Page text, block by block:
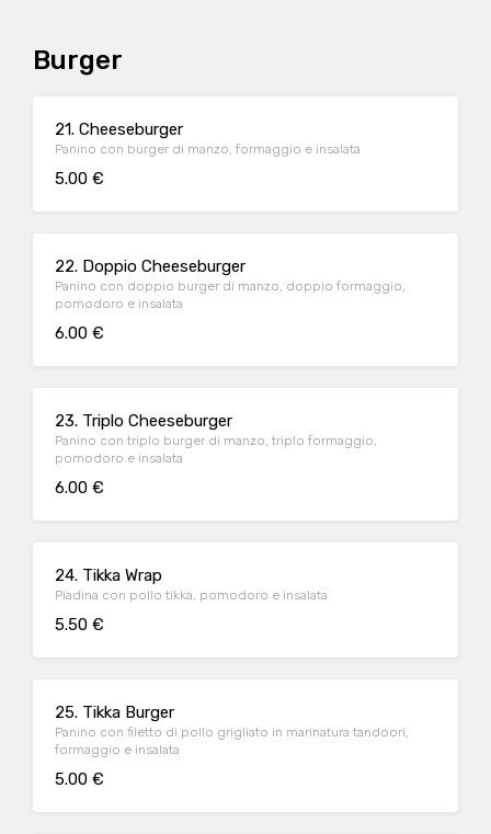
Burger
21. Cheeseburger
Panino con burger di manzo, formaggio e insalata
5.00 €
22. Doppio Cheeseburger
Panino con doppio burger di manzo, doppio formaggio,
pomodoro e insalata
6.00 €
23. Triplo Cheeseburger
Panino con triplo burger di manzo, triplo formaggio,
pomodoro e insalata
6.00 €
24. Tikka Wrap
Piadina con pollo tikka, pomodoro e insalata
5.50 €
25. Tikka Burger
Panino con filetto di pollo grigliato in marinatura tandoori,
formaggio e insalata
5.00 €